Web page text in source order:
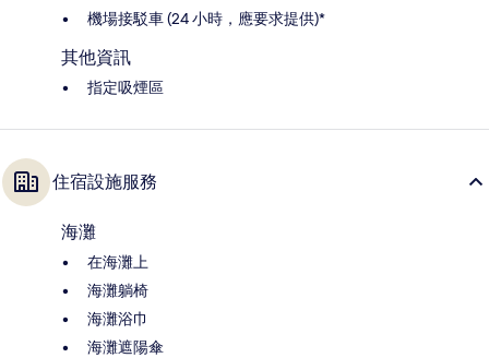
機場接駁車 (24 小時，應要求提供)*
其他資訊
指定吸煙區
住宿設施服務
海灘
在海灘上
海灘躺椅
海灘浴巾
海灘遮陽傘